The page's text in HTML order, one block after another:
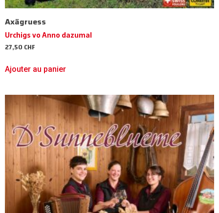
Axägruess
Urchigs vo Anno dazumal
27,50CHF
Ajouter au panier